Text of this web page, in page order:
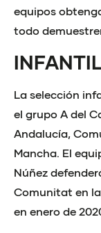
equipos
todo
La selección
el grupo A del
Andalucía,
Mancha. El
Núñez
Comunitat en
en enero de